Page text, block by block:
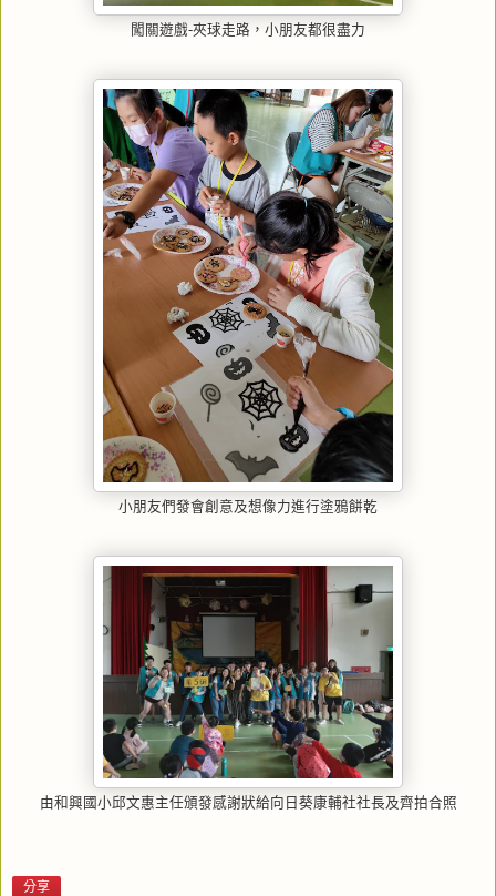
闖關遊戲-夾球走路，小朋友都很盡力
小朋友們發會創意及想像力進行塗鴉餅乾
由和興國小邱文惠主任頒發感謝狀給向日葵康輔社社長及齊拍合照
分享